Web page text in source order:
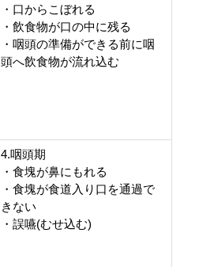
・口からこぼれる
・飲食物が口の中に残る
・咽頭の準備ができる前に咽
頭へ飲食物が流れ込む
4.咽頭期
・食塊が鼻にもれる
・食塊が食道入り口を通過で
きない
・誤嚥(むせ込む)